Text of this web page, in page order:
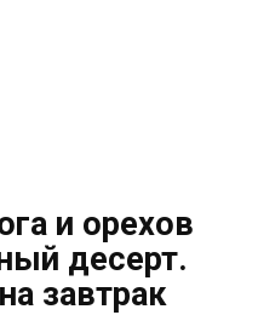
и орехов
десерт.
завтрак